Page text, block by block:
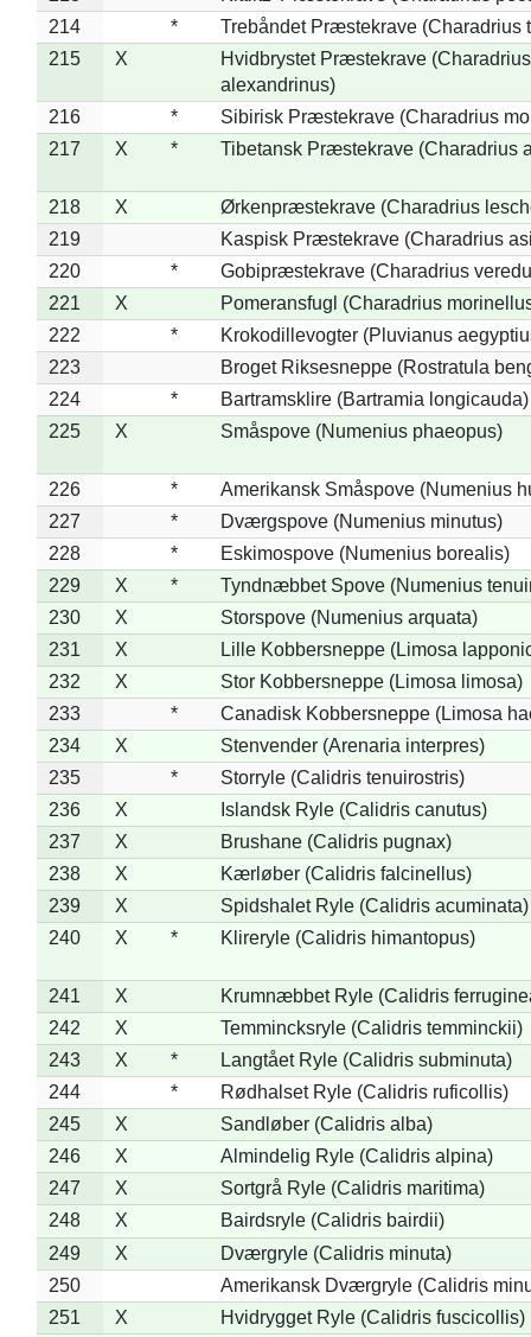
214
*
Trebåndet Præstekrave (Charadrius
215
X
Hvidbrystet Præstekrave (Charadrius
alexandrinus)
216
*
Sibirisk Præstekrave (Charadrius
217
X * Tibetansk Præstekrave (Charadrius
218 X
Ørkenpræstekrave (Charadrius
219
Kaspisk Præstekrave (Charadrius
220
*
Gobipræstekrave (Charadrius
221
X
Pomeransfugl (Charadrius
222
*
Krokodillevogter (Pluvianus
223
Broget Riksesneppe (Rostratula
224
*
Bartramsklire (Bartramia longicauda)
225
X Småspove (Numenius phaeopus)
226 *
Amerikansk Småspove (Numenius
227
*
Dværgspove (Numenius minutus)
228
*
Eskimospove (Numenius borealis)
229
X *
Tyndnæbbet Spove (Numenius
230
X
Storspove (Numenius arquata)
231
X
Lille Kobbersneppe (Limosa
232
X
Stor Kobbersneppe (Limosa limosa)
233
*
Canadisk Kobbersneppe (Limosa
234
X
Stenvender (Arenaria interpres)
235
*
Storryle (Calidris tenuirostris)
236
X
Islandsk Ryle (Calidris canutus)
237
X
Brushane (Calidris pugnax)
238
X
Kærløber (Calidris falcinellus)
239
X
Spidshalet Ryle (Calidris acuminata)
240
X * Klireryle (Calidris himantopus)
241 X
Krumnæbbet Ryle (Calidris
242
X
Temmincksryle (Calidris temminckii)
243
X *
Langtået Ryle (Calidris subminuta)
244
*
Rødhalset Ryle (Calidris ruficollis)
245
X
Sandløber (Calidris alba)
246
X
Almindelig Ryle (Calidris alpina)
247
X
Sortgrå Ryle (Calidris maritima)
248
X
Bairdsryle (Calidris bairdii)
249
X
Dværgryle (Calidris minuta)
250
Amerikansk Dværgryle (Calidris
251
X
Hvidrygget Ryle (Calidris fuscicollis)